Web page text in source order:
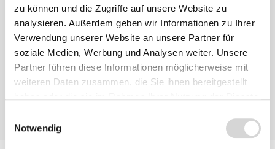
zu können und die Zugriffe auf unsere Website zu
analysieren. Außerdem geben wir Informationen zu Ihrer
Verwendung unserer Website an unsere Partner für
soziale Medien, Werbung und Analysen weiter. Unsere
Partner führen diese Informationen möglicherweise mit
weiteren Daten zusammen, die Sie ihnen bereitgestellt
Notwendig